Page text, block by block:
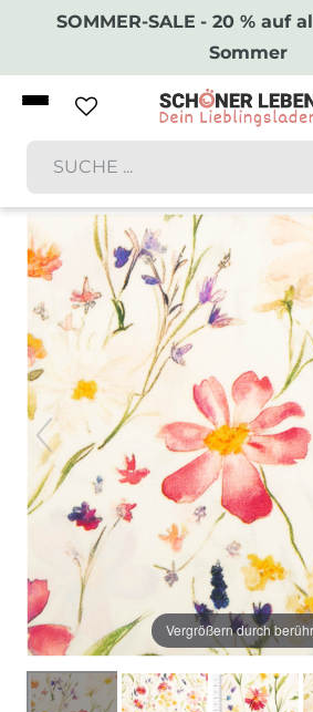
SOMMER-SALE - 20 % auf
Sommer
Vergrößern durch